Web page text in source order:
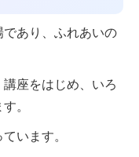
あり、ふれあいの
座をはじめ、いろ
。
います。